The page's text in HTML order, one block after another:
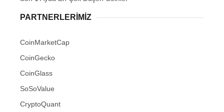
PARTNERLERIMIZ
CoinMarketCap
CoinGecko
CoinGlass
SoSoValue
CryptoQuant